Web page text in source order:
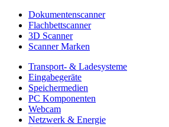
Dokumentenscanner
Flachbettscanner
3D Scanner
Scanner Marken
Transport- & Ladesysteme
Eingabegeräte
Speichermedien
PC Komponenten
Webcam
Netzwerk & Energie